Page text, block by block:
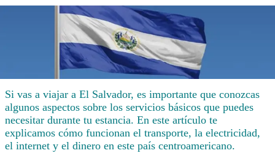
Si vas a viajar a El Salvador, es importante que conozcas
algunos aspectos sobre los servicios básicos que puedes
necesitar durante tu estancia. En este artículo te
explicamos cómo funcionan el transporte, la electricidad,
el internet y el dinero en este país centroamericano.